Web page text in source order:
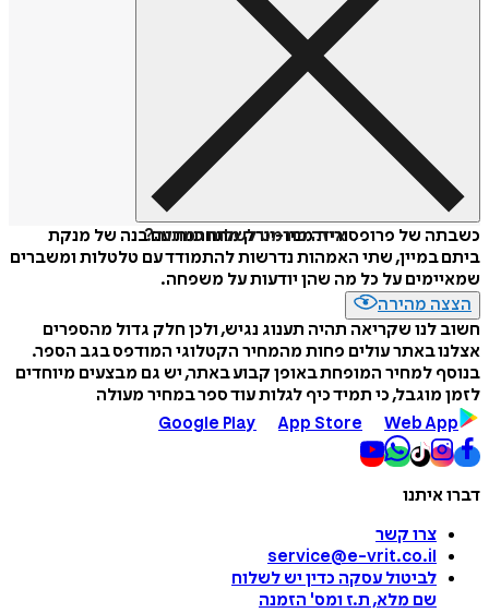
איזה פורמט לשלוח כמתנה?
כשבתה של פרופסורית מניו-יורק מתחתנת עם בנה של מנקת
ביתם במיין, שתי האמהות נדרשות להתמודד עם טלטלות ומשברים
שמאיימים על כל מה שהן יודעות על משפחה.
הצצה מהירה
חשוב לנו שקריאה תהיה תענוג נגיש, ולכן חלק גדול מהספרים
אצלנו באתר עולים פחות מהמחיר הקטלוגי המודפס בגב הספר.
בנוסף למחיר המופחת באופן קבוע באתר, יש גם מבצעים מיוחדים
לזמן מוגבל, כי תמיד כיף לגלות עוד ספר במחיר מעולה
Google Play
App Store Web App
דברו איתנו
צרו קשר
service@e-vrit.co.il
לביטול עסקה כדין יש לשלוח
שם מלא, ת.ז ומס' הזמנה